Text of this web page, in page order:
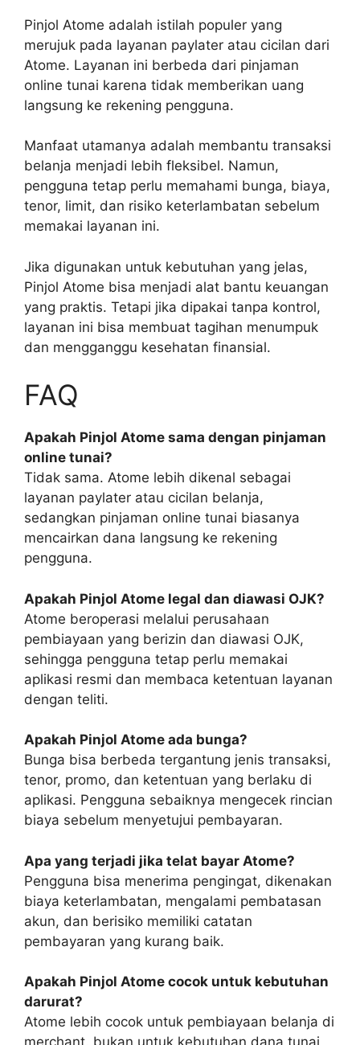
Pinjol Atome adalah istilah populer yang
merujuk pada layanan paylater atau cicilan dari
Atome. Layanan ini berbeda dari pinjaman
online tunai karena tidak memberikan uang
langsung ke rekening pengguna.
Manfaat utamanya adalah membantu transaksi
belanja menjadi lebih fleksibel. Namun,
pengguna tetap perlu memahami bunga, biaya,
tenor, limit, dan risiko keterlambatan sebelum
memakai layanan ini.
Jika digunakan untuk kebutuhan yang jelas,
Pinjol Atome bisa menjadi alat bantu keuangan
yang praktis. Tetapi jika dipakai tanpa kontrol,
layanan ini bisa membuat tagihan menumpuk
dan mengganggu kesehatan finansial.
FAQ
Apakah Pinjol Atome sama dengan pinjaman
online tunai?
Tidak sama. Atome lebih dikenal sebagai
layanan paylater atau cicilan belanja,
sedangkan pinjaman online tunai biasanya
mencairkan dana langsung ke rekening
pengguna.
Apakah Pinjol Atome legal dan diawasi OJK?
Atome beroperasi melalui perusahaan
pembiayaan yang berizin dan diawasi OJK,
sehingga pengguna tetap perlu memakai
aplikasi resmi dan membaca ketentuan layanan
dengan teliti.
Apakah Pinjol Atome ada bunga?
Bunga bisa berbeda tergantung jenis transaksi,
tenor, promo, dan ketentuan yang berlaku di
aplikasi. Pengguna sebaiknya mengecek rincian
biaya sebelum menyetujui pembayaran.
Apa yang terjadi jika telat bayar Atome?
Pengguna bisa menerima pengingat, dikenakan
biaya keterlambatan, mengalami pembatasan
akun, dan berisiko memiliki catatan
pembayaran yang kurang baik.
Apakah Pinjol Atome cocok untuk kebutuhan
darurat?
Atome lebih cocok untuk pembiayaan belanja di